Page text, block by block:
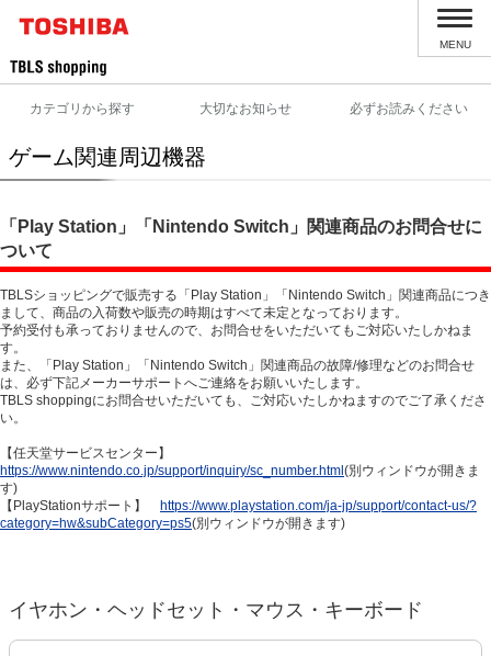
MENU
カテゴリから探す 大切なお知らせ 必ずお読みください
ゲーム関連周辺機器
「Play Station」「Nintendo Switch」関連商品のお問合せに
ついて
TBLSショッピングで販売する「Play Station」「Nintendo Switch」関連商品につき
まして、商品の入荷数や販売の時期はすべて未定となっております。
予約受付も承っておりませんので、お問合せをいただいてもご対応いたしかねま
す。
また、「Play Station」「Nintendo Switch」関連商品の故障/修理などのお問合せ
は、必ず下記メーカーサポートへご連絡をお願いいたします。
TBLS shoppingにお問合せいただいても、ご対応いたしかねますのでご了承くださ
い。
【任天堂サービスセンター】
https://www.nintendo.co.jp/support/inquiry/sc_number.html (別ウィンドウが開きま
す)
【PlayStationサポート】 https://www.playstation.com/ja-jp/support/contact-us/?
category=hw&subCategory=ps5(別ウィンドウが開きます)
イヤホン・ヘッドセット・マウス・キーボード